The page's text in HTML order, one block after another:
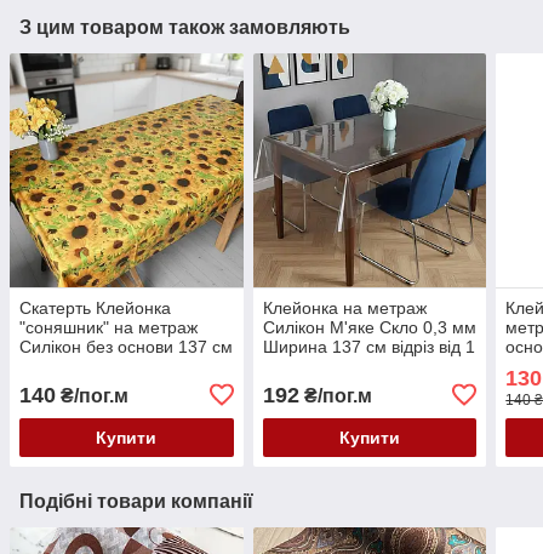
З цим товаром також замовляють
Скатерть Клейонка
"соняшник" на метраж
Силікон без основи 137 см
140 ₴/пог.м
Купити
Клейонка на метраж
Силікон М'яке Скло 0,3 мм
Ширина 137 см відріз від 1
192₴/пог.м
Купити
130
140
Подібні товари компанії